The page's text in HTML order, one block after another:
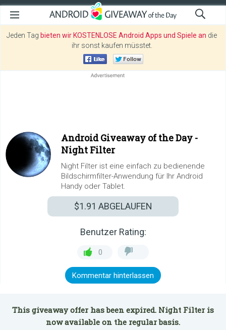
Jeden Tag bieten wir KOSTENLOSE Android Apps und Spiele an die
ihr sonst kaufen müsstet.
Android Giveaway of the Day -
Night Filter
Night Filter ist eine einfach zu bedienende
Bildschirmfilter-Anwendung für Ihr Android
Handy oder Tablet.
$1.91 ABGELAUFEN
Benutzer Rating:
0
Kommentar hinterlassen
This giveaway offer has been expired. Night Filter is
now available on the regular basis.